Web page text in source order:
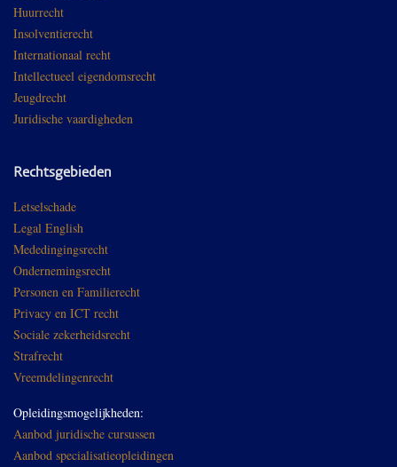
Huurrecht
Insolventierecht
Internationaal recht
Intellectueel eigendomsrecht
Jeugdrecht
Juridische vaardigheden
Rechtsgebieden
Letselschade
Legal English
Mededingingsrecht
Ondernemingsrecht
Personen en Familierecht
Privacy en ICT recht
Sociale zekerheidsrecht
Strafrecht
Vreemdelingenrecht
Opleidingsmogelijkheden:
Aanbod juridische cursussen
Aanbod specialisatieopleidingen